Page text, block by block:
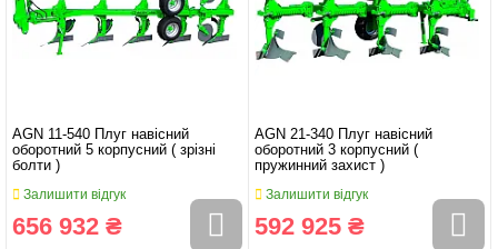
AGN 11-540 Плуг навісний
оборотний 5 корпусний ( зрізні
болти )
Залишити відгук
656 932 ₴
AGN 21-340 Плуг навісний
оборотний 3 корпусний (
пружинний захист )
Залишити відгук
592 925 ₴